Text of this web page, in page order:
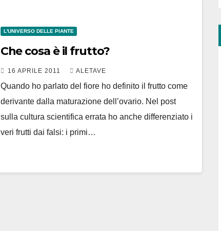
L'UNIVERSO DELLE PIANTE
Che cosa è il frutto?
16 APRILE 2011 ALETAVE
Quando ho parlato del fiore ho definito il frutto come
derivante dalla maturazione dell’ovario. Nel post
sulla cultura scientifica errata ho anche differenziato i
veri frutti dai falsi: i primi…